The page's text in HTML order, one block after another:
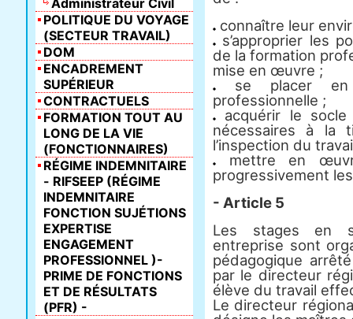
connaître leur
s’approprier les
de la formation
mise en œuvre ;
se placer en
professionnelle ;
acquérir le socle
nécessaires à la
l’inspection du
mettre en
progressivement
- Article 5
Les stages en
entreprise sont
pédagogique
par le directeur
élève du travail
Le directeur
Administrateur Civil
POLITIQUE DU VOYAGE
(SECTEUR TRAVAIL)
DOM
ENCADREMENT
SUPÉRIEUR
CONTRACTUELS
FORMATION TOUT AU
LONG DE LA VIE
(FONCTIONNAIRES)
RÉGIME INDEMNITAIRE
- RIFSEEP (RÉGIME
INDEMNITAIRE
FONCTION SUJÉTIONS
EXPERTISE
ENGAGEMENT
PROFESSIONNEL )-
PRIME DE FONCTIONS
ET DE RÉSULTATS
(PFR) -